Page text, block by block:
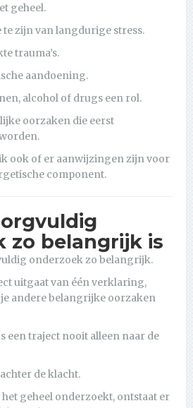
geheel.
te zijn van langdurige stress.
trauma’s.
aandoening.
alcohol of drugs een rol.
oorzaken die eerst
ook of er aanwijzingen zijn voor
component.
zo belangrijk is
onderzoek zo belangrijk.
uitgaat van één verklaring,
andere belangrijke oorzaken
een traject nooit alleen naar de
de klacht.
geheel onderzoekt, ontstaat er